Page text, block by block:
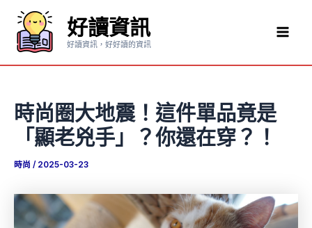
要
好讀資訊
好讀資訊，好好讀的資訊
時尚圈大地震！這件單品竟是
「顯老兇手」？你還在穿？！
時尚 / 2025-03-23